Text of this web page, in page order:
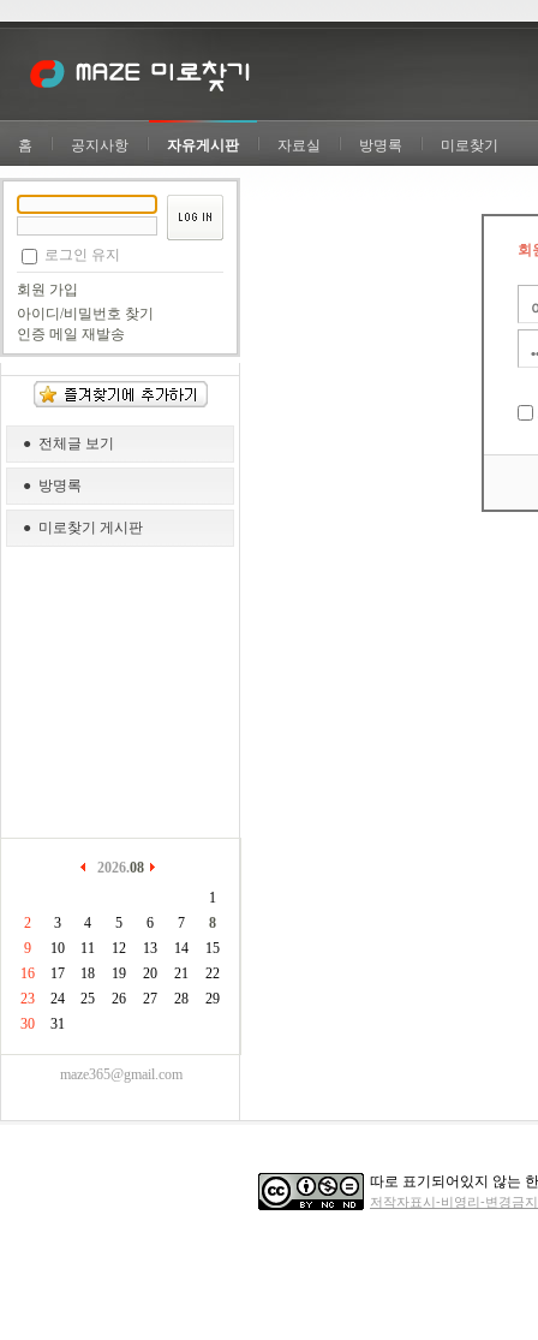
홈 공지사항 자유게시판 자료실 방명록 미로찾기
로그인 유지
회원 가입
아이디/비밀번호 찾기
인증 메일 재발송
● 전체글 보기
● 방명록
● 미로찾기 게시판
2026.08
1
2
3 4 5 6 7
8
9
10 11 12 13 14
15
16
17 18 19 20 21
22
23
24 25 26 27 28
29
30
31
maze365@gmail.com
회
따로 표기되어있지 않는
저작자표시-비영리-변경금